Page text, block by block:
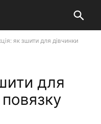
як зшити для дівчинки
для